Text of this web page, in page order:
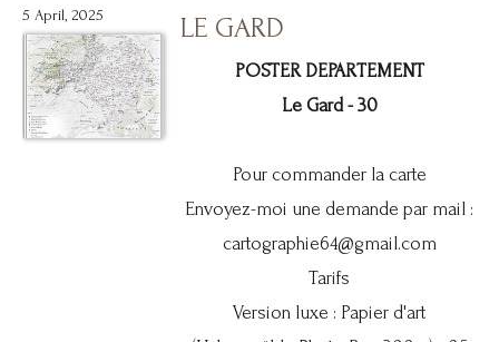
5 April, 2025 LE GARD
POSTER DEPARTEMENT
Le Gard - 30
Pour commander la carte
Envoyez-moi une demande par mail :
cartographie64@gmail.com
Tarifs
Version luxe : Papier d'art